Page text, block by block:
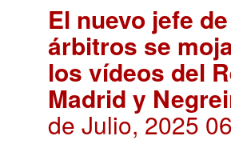
El nuevo jefe
árbitros se
los vídeos del
Madrid y
de Julio, 2025